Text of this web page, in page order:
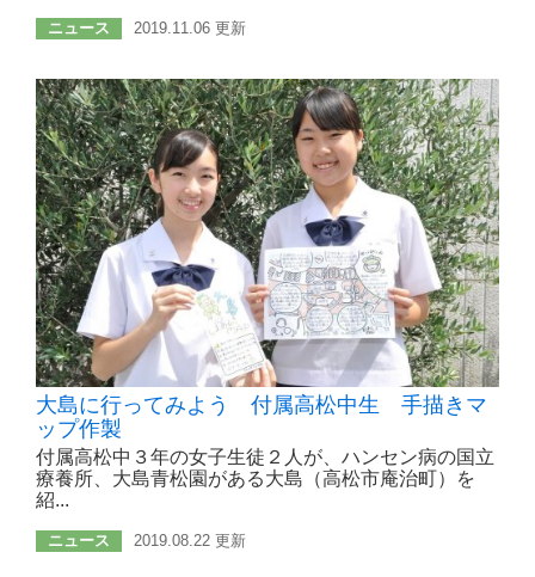
ニュース 2019.11.06 更新
大島に行ってみよう 付属高松中生 手描きマ
ップ作製
付属高松中３年の女子生徒２人が、ハンセン病の国立
療養所、大島青松園がある大島（高松市庵治町）を
紹...
ニュース 2019.08.22 更新